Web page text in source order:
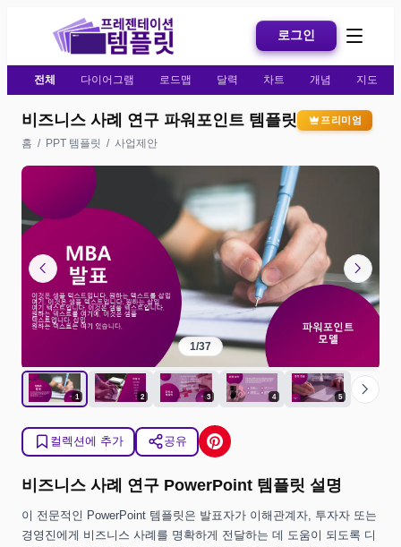
로그인
전체 다이어그램 로드맵 달력 차트 개념 지도
비즈니스 사례 연구 파워포인트 템플릿 프리미엄
홈 / PPT 템플릿 / 사업제안
chevron_left chevron_right
1/37
1 2 3 4 5 chevron_right
컬렉션에 추가 공유
비즈니스 사례 연구 PowerPoint 템플릿 설명
이 전문적인 PowerPoint 템플릿은 발표자가 이해관계자, 투자자 또는
경영진에게 비즈니스 사례를 명확하게 전달하는 데 도움이 되도록 디